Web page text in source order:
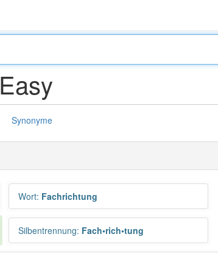
Easy
Synonyme
Wort: Fachrichtung
Silbentrennung: Fach•rich•tung